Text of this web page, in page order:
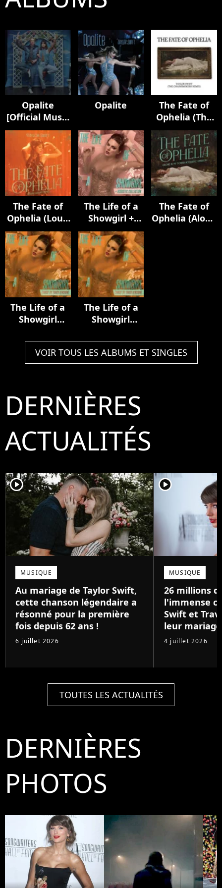
Opalite
[Official Music
Video
(Extended
Versions)]
Opalite
The Fate of
Ophelia (The
Chainsmokers
Remix)
The Fate of
Ophelia (Loud
Luxury Remix)
The Life of a
Showgirl +
Acoustic
Collection
The Fate of
Ophelia (Alone
The Life of a
Showgirl
Track Version)
The Life of a
Showgirl
Track Version)
VOIR TOUS LES ALBUMS ET SINGLES
DERNIÈRES
ACTUALITÉS
player2
MUSIQUE
Au mariage de Taylor Swift,
cette chanson légendaire a
résonné pour la première
fois depuis 62 ans !
6 juillet 2026
player2
MUSIQUE
26 millions
l'immense
Swift et
leur mariage
4 juillet 2026
TOUTES LES ACTUALITÉS
DERNIÈRES
PHOTOS